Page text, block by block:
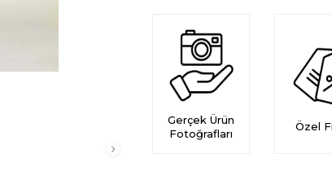
Gerçek Ürün
Fotoğrafları
Özel